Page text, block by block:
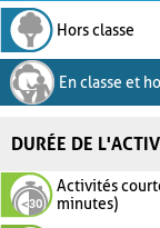
Hors classe
En classe et
DURÉE DE
Activités
minutes)